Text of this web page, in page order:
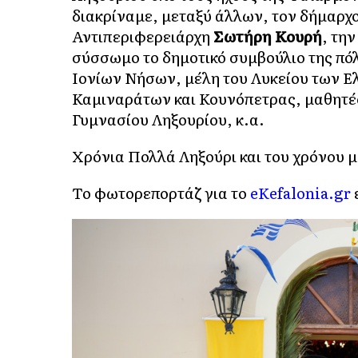
διακρίναμε, μεταξύ άλλων, τον
Αντιπεριφερειάρχη Σωτήρη Κουρή,
σύσσωμο το δημοτικό συμβούλιο της
Ιονίων Νήσων, μέλη του Λυκείου των
Καμιναράτων και Κουνόπετρας,
Γυμνασίου Ληξουρίου, κ.α.
Χρόνια Πολλά Ληξούρι και του χρόνου
Το φωτορεπορτάζ για το eKefalonia.gr